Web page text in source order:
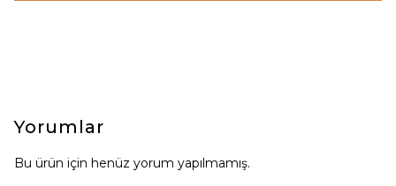
Yorumlar
Bu ürün için henüz yorum yapılmamış.